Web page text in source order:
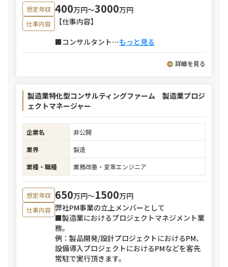
想定年収 400万円〜3000万円
仕事内容
【仕事内容】
■コンサルタント⋯もっと見る
詳細を見る
製造業特化型コンサルティングファーム 製造業プロジ
ェクトマネージャー
企業名
非公開
業界
製造
業種・職種
業務改善・変革エンジニア
想定年収 650万円〜1500万円
仕事内容 弊社PM事業の立上メンバーとして
■製造業におけるプロジェクトマネジメント業
務。
例：製品開発/設計プロジェクトにおけるPM、
設備導入プロジェクトにおけるPMなどを客先
常駐で実行頂きます。